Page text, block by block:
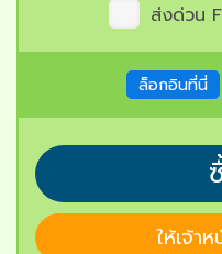
ส่งด่วน
ล็อกอินที่นี่
ให้เจ้า